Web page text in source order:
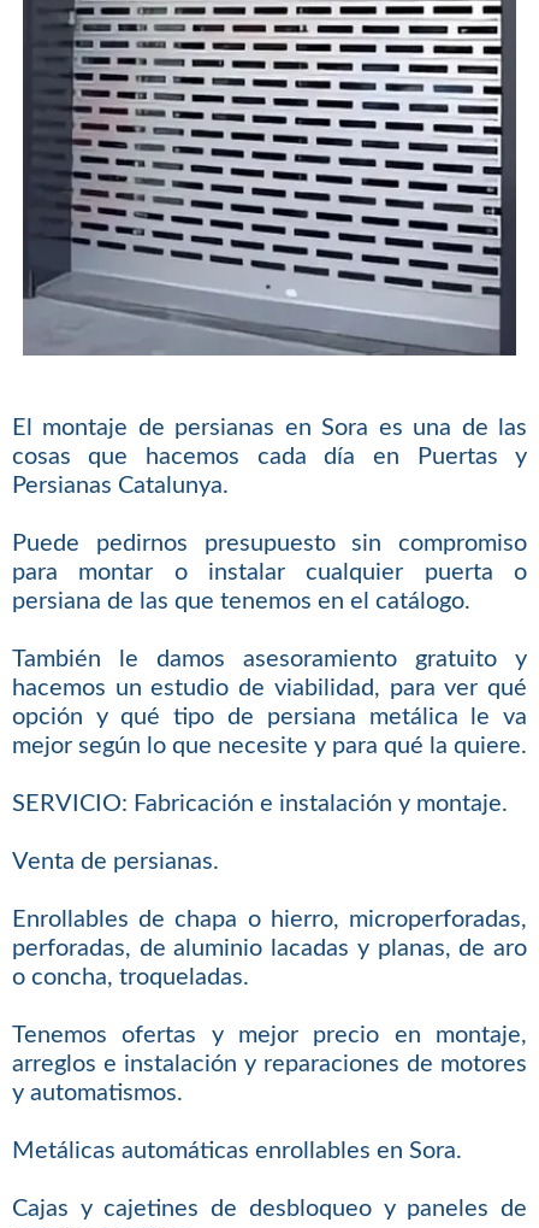
El montaje de persianas en Sora es una de las
cosas que hacemos cada día en Puertas y
Persianas Catalunya.
Puede pedirnos presupuesto sin compromiso
para montar o instalar cualquier puerta o
persiana de las que tenemos en el catálogo.
También le damos asesoramiento gratuito y
hacemos un estudio de viabilidad, para ver qué
opción y qué tipo de persiana metálica le va
mejor según lo que necesite y para qué la quiere.
SERVICIO: Fabricación e instalación y montaje.
Venta de persianas.
Enrollables de chapa o hierro, microperforadas,
perforadas, de aluminio lacadas y planas, de aro
o concha, troqueladas.
Tenemos ofertas y mejor precio en montaje,
arreglos e instalación y reparaciones de motores
y automatismos.
Metálicas automáticas enrollables en Sora.
Cajas y cajetines de desbloqueo y paneles de